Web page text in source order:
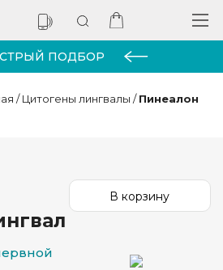
ПОДБОР
/ Цитогены лингвалы / Пинеалон